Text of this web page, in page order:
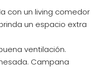
con un living comedor
un espacio extra
ventilación.
Campana